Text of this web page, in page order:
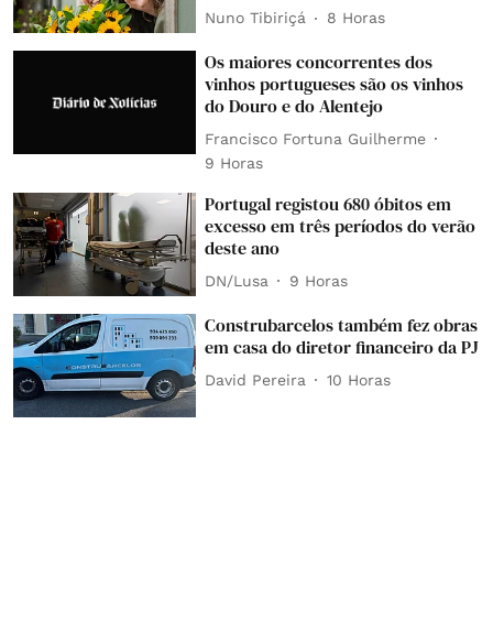
Nuno Tibiriçá 8 Horas
Os maiores concorrentes dos
vinhos portugueses são os vinhos
do Douro e do Alentejo
Francisco Fortuna Guilherme
9 Horas
Portugal registou 680 óbitos em
excesso em três períodos do verão
deste ano
DN/Lusa 9 Horas
Construbarcelos também fez obras
em casa do diretor financeiro da PJ
David Pereira 10 Horas